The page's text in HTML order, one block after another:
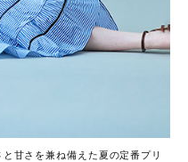
甘さを兼ね備えた夏の定番プリ